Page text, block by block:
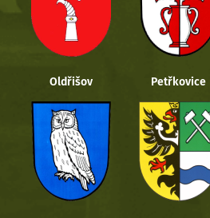
Oldřišov Petřkovice